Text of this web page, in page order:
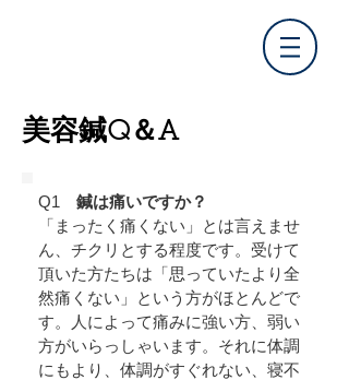
​美容鍼Q＆A
Q1 鍼は痛いですか？
「まったく痛くない」とは言えませ
ん、チクリとする程度です。受けて
頂いた方たちは「思っていたより全
然痛くない」という方がほとんどで
す。人によって痛みに強い方、弱い
方がいらっしゃいます。それに体調
にもより、体調がすぐれない、寝不